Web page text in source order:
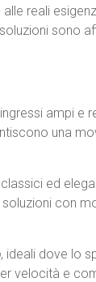
reali
sono
ampi e
una
classici ed
con
, ideali dove lo
velocità e